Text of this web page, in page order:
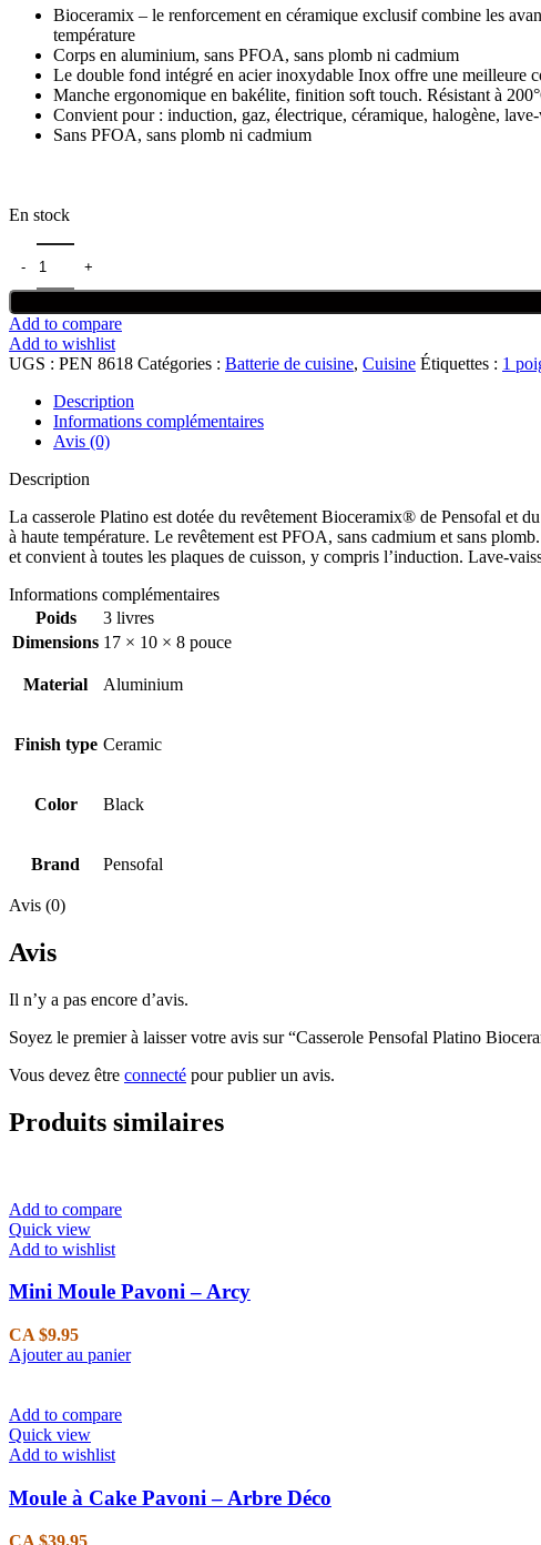
Bioceramix – le renforcement en céramique exclusif combine les
température
Corps en aluminium, sans PFOA, sans plomb ni cadmium
Le double fond intégré en acier inoxydable Inox offre une meilleure
Manche ergonomique en bakélite, finition soft touch. Résistant à
Convient pour : induction, gaz, électrique, céramique, halogène,
Sans PFOA, sans plomb ni cadmium
En stock
quantité de Casserole Pensofal Platino Bioceramix 1 anse 20cm / 8"
Add to compare
Add to wishlist
UGS : PEN 8618 Catégories : Batterie de cuisine, Cuisine Étiquettes : 1
Description
Informations complémentaires
Avis (0)
Description
La casserole Platino est dotée du revêtement Bioceramix® de Pensofal et
à haute température. Le revêtement est PFOA, sans cadmium et sans
et convient à toutes les plaques de cuisson, y compris l’induction. Lave-
Informations complémentaires
Poids
3 livres
Dimensions 17 × 10 × 8 pouce
Material Aluminium
Finish type Ceramic
Color Black
Brand Pensofal
Avis (0)
Avis
Il n’y a pas encore d’avis.
Soyez le premier à laisser votre avis sur “Casserole Pensofal Platino
Vous devez être connecté pour publier un avis.
Produits similaires
Add to compare
Quick view
Add to wishlist
Mini Moule Pavoni – Arcy
CA $9.95
Ajouter au panier
Add to compare
Quick view
Add to wishlist
Moule à Cake Pavoni – Arbre Déco
CA $39.95